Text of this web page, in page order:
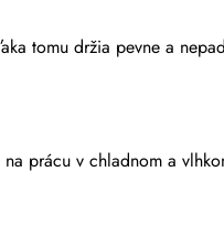
tomu držia pevne a
prácu v chladnom a